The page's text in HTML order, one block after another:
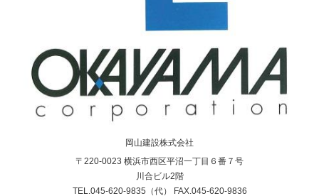
岡山建設株式会社
〒220-0023 横浜市西区平沼一丁目６番７号
川合ビル2階
TEL.045-620-9835（代） FAX.045-620-9836